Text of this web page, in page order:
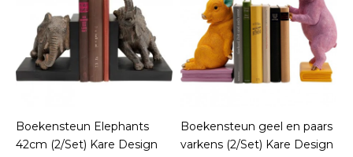
Boekensteun Elephants
42cm (2/Set) Kare Design
Boekensteun geel en paars
varkens (2/Set) Kare Design